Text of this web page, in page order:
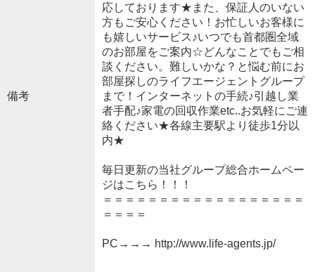
備考
応しております★また、保証人のいない
方もご安心ください！お忙しいお客様に
も嬉しいサービス♪いつでも首都圏全域
のお部屋をご案内☆どんなことでもご相
談ください。難しいかな？と悩む前にお
部屋探しのライフエージェントグループ
まで！インターネットの手続♪引越し業
者手配♪家電の回収作業etc..お気軽にご連
絡ください★各線主要駅より徒歩1分以
内★
毎日更新の当社グループ総合ホームペー
ジはこちら！！！
＝＝＝＝＝＝＝＝＝＝＝＝＝＝＝＝＝＝
＝＝＝＝
PC→→→ http://www.life-agents.jp/